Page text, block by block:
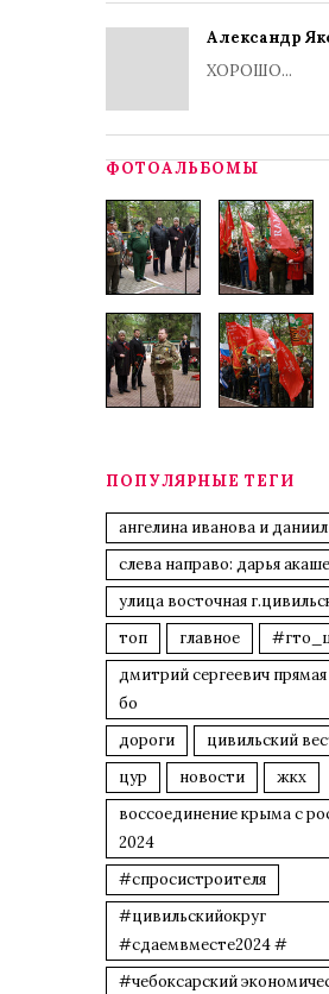
Александр
ХОРОШО...
ФОТОАЛЬБОМЫ
ПОПУЛЯРНЫЕ ТЕГИ
ангелина иванова и
слева направо: дарья
улица восточная
топ
главное
дмитрий сергеевич прямая
бо
дороги
цивильский
цур
новости
жкх
воссоединение крыма с
2024
#спросистроителя
#цивильскийокруг
#сдаемвместе2024 #
#чебоксарский